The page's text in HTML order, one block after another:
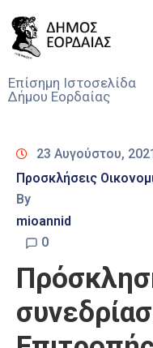
Επίσημη Ιστοσελίδα
Δήμου Εορδαίας
Νέα
Υπηρεσίες
Του
Δήμου
Προσκλήσεις
Αποφάσεις
23 Αυγούστου,
Προσκλήσεις
By
mioannid
0